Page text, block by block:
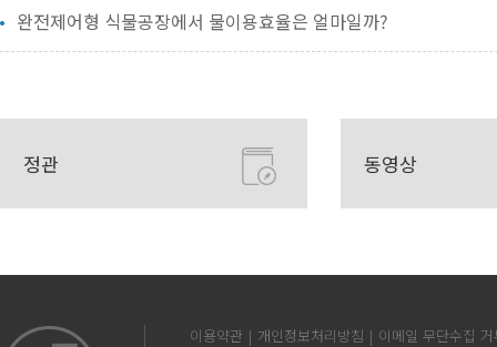
완전제어형 식물공장에서 물이용효율은 얼마일까?
정관 동영상
이용약관 개인정보처리방침 이메일 무단수집